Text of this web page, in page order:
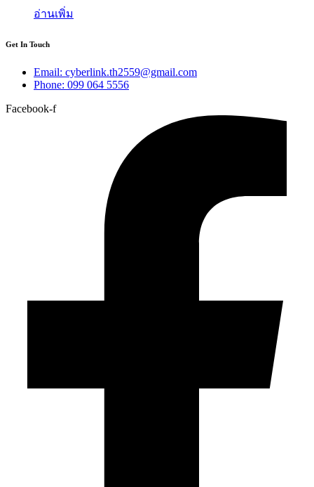
อ่านเพิ่ม
Get In Touch
Email: cyberlink.th2559@gmail.com
Phone: 099 064 5556
Facebook-f